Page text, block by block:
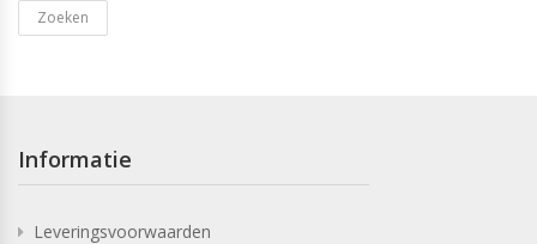
Zoeken
Informatie
Leveringsvoorwaarden